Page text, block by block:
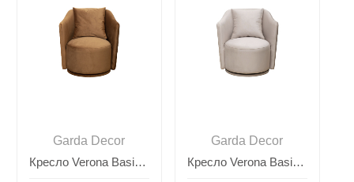
Garda Decor
Кресло Verona Basic вращающееся велюровое коричневое VERONA BASIC-Colt004
Garda Decor
Кресло Verona Basic вращающееся велюровое бежевое VERONA BASIC-Colt002